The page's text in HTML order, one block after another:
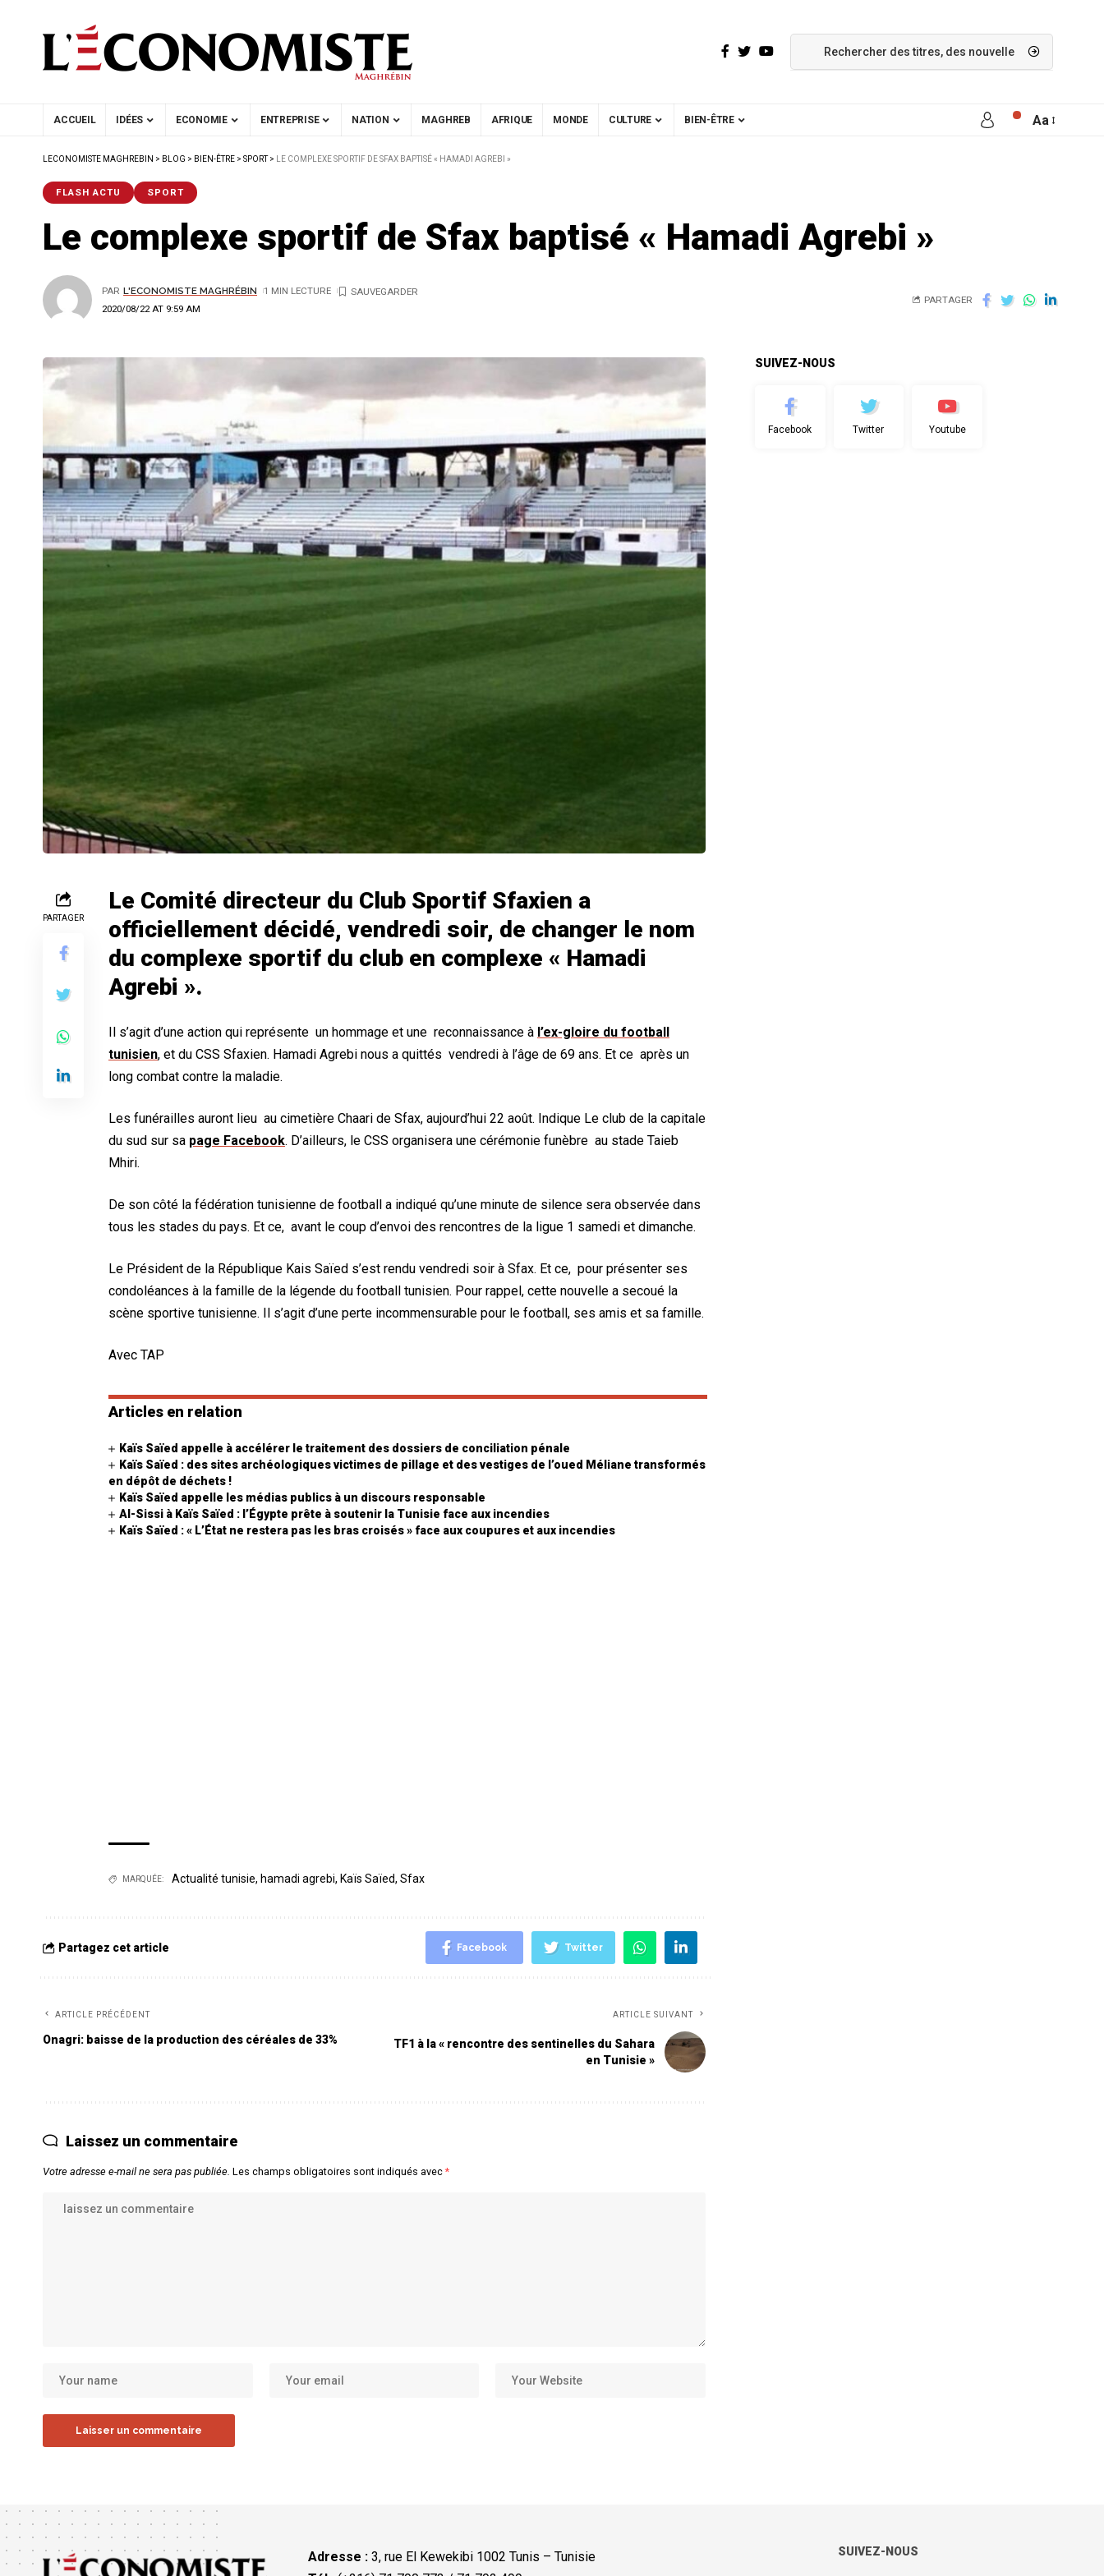
ACCUEIL IDÉES ECONOMIE ENTREPRISE NATION MAGHREB AFRIQUE MONDE CULTURE BIEN-ÊTRE Aa
LECONOMISTE MAGHREBIN > BLOG > BIEN-ÊTRE > SPORT> LE COMPLEXE SPORTIF DE SFAX BAPTISÉ « HAMADI AGREBI »
FLASH ACTU SPORT
Le complexe sportif de Sfax baptisé « Hamadi Agrebi »
2020/08/22 AT 9:59 AM
PAR L'ECONOMISTE MAGHRÉBIN 1 MIN LECTURE
PARTAGER
PARTAGER
Le Comité directeur du Club Sportif Sfaxien a
officiellement décidé, vendredi soir, de changer le nom
du complexe sportif du club en complexe « Hamadi
Agrebi ».
Il s’agit d’une action qui représente un hommage et une reconnaissance à l’ex-gloire du football
tunisien, et du CSS Sfaxien. Hamadi Agrebi nous a quittés vendredi à l’âge de 69 ans. Et ce après un
long combat contre la maladie.
Les funérailles auront lieu au cimetière Chaari de Sfax, aujourd’hui 22 août. Indique Le club de la capitale
du sud sur sa page Facebook. D’ailleurs, le CSS organisera une cérémonie funèbre au stade Taieb
Mhiri.
De son côté la fédération tunisienne de football a indiqué qu’une minute de silence sera observée dans
tous les stades du pays. Et ce, avant le coup d’envoi des rencontres de la ligue 1 samedi et dimanche.
Le Président de la République Kais Saïed s’est rendu vendredi soir à Sfax. Et ce, pour présenter ses
condoléances à la famille de la légende du football tunisien. Pour rappel, cette nouvelle a secoué la
scène sportive tunisienne. Il s’agit d’une perte incommensurable pour le football, ses amis et sa famille.
Avec TAP
Articles en relation
Kaïs Saïed appelle à accélérer le traitement des dossiers de conciliation pénale
Kaïs Saïed : des sites archéologiques victimes de pillage et des vestiges de l’oued Méliane transformés
en dépôt de déchets !
Kaïs Saïed appelle les médias publics à un discours responsable
Al-Sissi à Kaïs Saïed : l’Égypte prête à soutenir la Tunisie face aux incendies
Kaïs Saïed : « L’État ne restera pas les bras croisés » face aux coupures et aux incendies
MARQUÉE: Actualité tunisie, hamadi agrebi, Kaïs Saïed, Sfax
Partagez cet article Facebook Twitter
ARTICLE PRÉCÉDENT
Onagri: baisse de la production des céréales de 33%
ARTICLE SUIVANT
TF1 à la « rencontre des sentinelles du Sahara
en Tunisie »
Laissez un commentaire
Votre adresse e-mail ne sera pas publiée. Les champs obligatoires sont indiqués avec*
SUIVEZ-NOUS
Facebook Twitter Youtube
Adresse : 3, rue El Kewekibi 1002 Tunis – Tunisie
SUIVEZ-NOUS